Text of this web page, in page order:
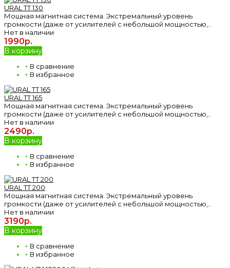
URAL TT 130
Мощная магнитная система. Экстремальный уровень
громкости (даже от усилителей с небольшой мощностью,..
Нет в наличии
1990р.
В корзину
+ В сравнение
+ В избранное
URAL TT 165
Мощная магнитная система. Экстремальный уровень
громкости (даже от усилителей с небольшой мощностью,..
Нет в наличии
2490р.
В корзину
+ В сравнение
+ В избранное
URAL TT 200
Мощная магнитная система. Экстремальный уровень
громкости (даже от усилителей с небольшой мощностью,..
Нет в наличии
3190р.
В корзину
+ В сравнение
+ В избранное